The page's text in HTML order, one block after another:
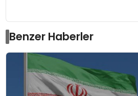
Benzer Haberler